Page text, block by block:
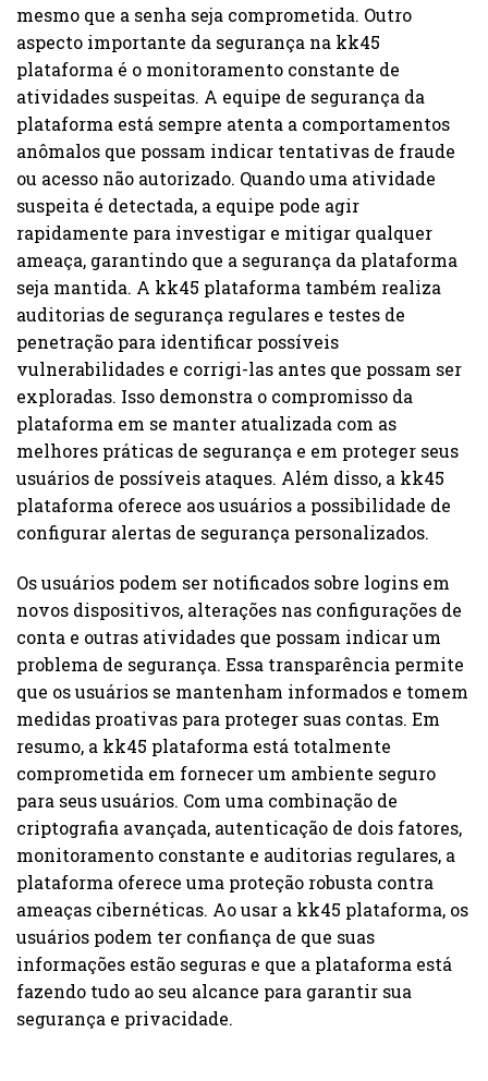
mesmo que a senha seja comprometida. Outro
aspecto importante da segurança na kk45
plataforma é o monitoramento constante de
atividades suspeitas. A equipe de segurança da
plataforma está sempre atenta a comportamentos
anômalos que possam indicar tentativas de fraude
ou acesso não autorizado. Quando uma atividade
suspeita é detectada, a equipe pode agir
rapidamente para investigar e mitigar qualquer
ameaça, garantindo que a segurança da plataforma
seja mantida. A kk45 plataforma também realiza
auditorias de segurança regulares e testes de
penetração para identificar possíveis
vulnerabilidades e corrigi-las antes que possam ser
exploradas. Isso demonstra o compromisso da
plataforma em se manter atualizada com as
melhores práticas de segurança e em proteger seus
usuários de possíveis ataques. Além disso, a kk45
plataforma oferece aos usuários a possibilidade de
configurar alertas de segurança personalizados.
Os usuários podem ser notificados sobre logins em
novos dispositivos, alterações nas configurações de
conta e outras atividades que possam indicar um
problema de segurança. Essa transparência permite
que os usuários se mantenham informados e tomem
medidas proativas para proteger suas contas. Em
resumo, a kk45 plataforma está totalmente
comprometida em fornecer um ambiente seguro
para seus usuários. Com uma combinação de
criptografia avançada, autenticação de dois fatores,
monitoramento constante e auditorias regulares, a
plataforma oferece uma proteção robusta contra
ameaças cibernéticas. Ao usar a kk45 plataforma, os
usuários podem ter confiança de que suas
informações estão seguras e que a plataforma está
fazendo tudo ao seu alcance para garantir sua
segurança e privacidade.